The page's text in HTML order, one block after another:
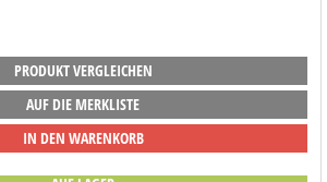
PRODUKT VERGLEICHEN
AUF DIE MERKLISTE
IN DEN WARENKORB